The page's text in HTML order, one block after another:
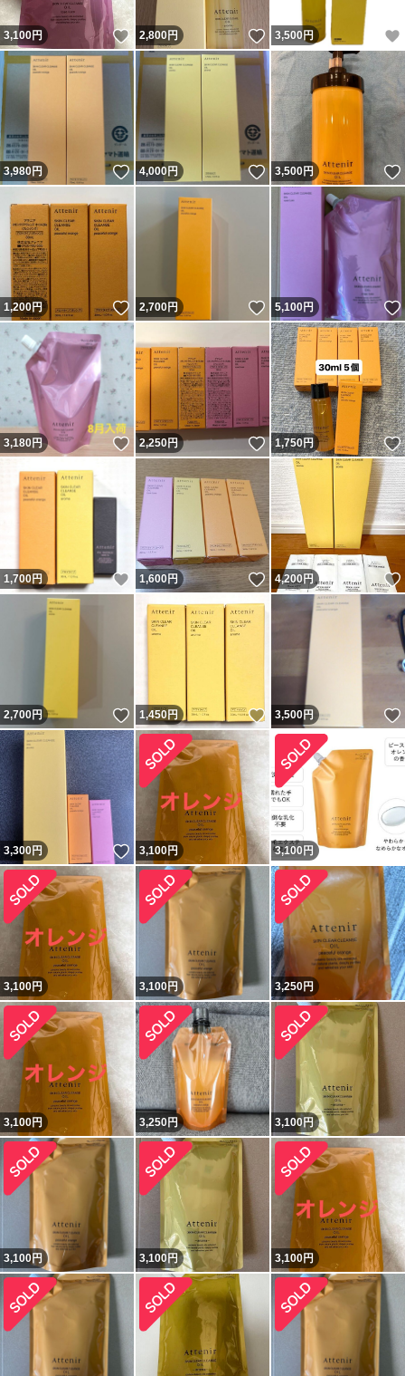
3,100円 いいね！
2,800円 いいね！
3,500円
3,980円 いいね！
4,000円 いいね！
3,500円
1,200円 いいね！
2,700円 いいね！
5,100円
3,180円 いいね！
2,250円 いいね！
1,750円
1,700円 いいね！
1,600円 いいね！
4,200円
2,700円 いいね！
1,450円 いいね！
3,500円
3,300円 いいね！
3,100円 3,100 円
3,100円 3,100円 3,250円
3,100円 3,250円 3,100円
3,100円 3,100円 3,100円